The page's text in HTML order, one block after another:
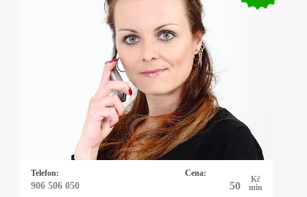
Telefon:
906 506 050
Cena:
50
Kč
min
Kartářka Rebeca
Řešíte vztahy, lásku, peníze, zaměstnání nebo
něco jiného? Mým oblíbeným orákulem jsou
karty - mariášové, tarotové, archandělské,
věštím také z kamenných run, využívám
energie kyvadélka.